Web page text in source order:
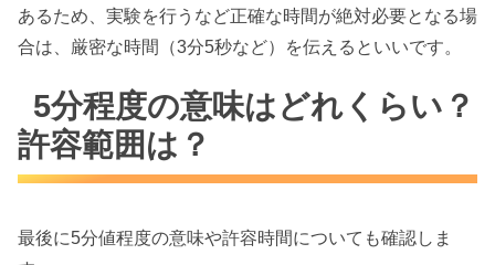
あるため、実験を行うなど正確な時間が絶対必要となる場
合は、厳密な時間（3分5秒など）を伝えるといいです。
5分程度の意味はどれくらい？
許容範囲は？
最後に5分値程度の意味や許容時間についても確認しま